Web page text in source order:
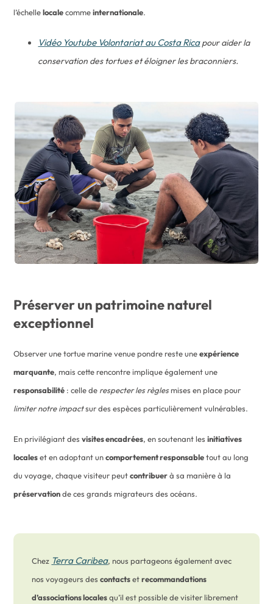
l’échellelocalecommeinternationale.
Vidéo Youtube Volontariat au Costa Ricapour aider la
conservation des tortues et éloigner les braconniers.
Préserver un patrimoine naturel
exceptionnel
Observer une tortue marine venue pondre reste uneexpérience
marquante, mais cette rencontre implique également une
responsabilité : celle de respecter les règlesmises en place pour
limiter notre impactsur des espèces particulièrement vulnérables.
En privilégiant desvisites encadrées, en soutenant lesinitiatives
localeset en adoptant uncomportement responsabletout au long
du voyage, chaque visiteur peutcontribuerà sa manière à la
préservationde ces grands migrateurs des océans.
Chez Terra Caribea, nous partageons également avec
nos voyageurs descontactsetrecommandations
d’associations localesqu’il est possible de visiter librement